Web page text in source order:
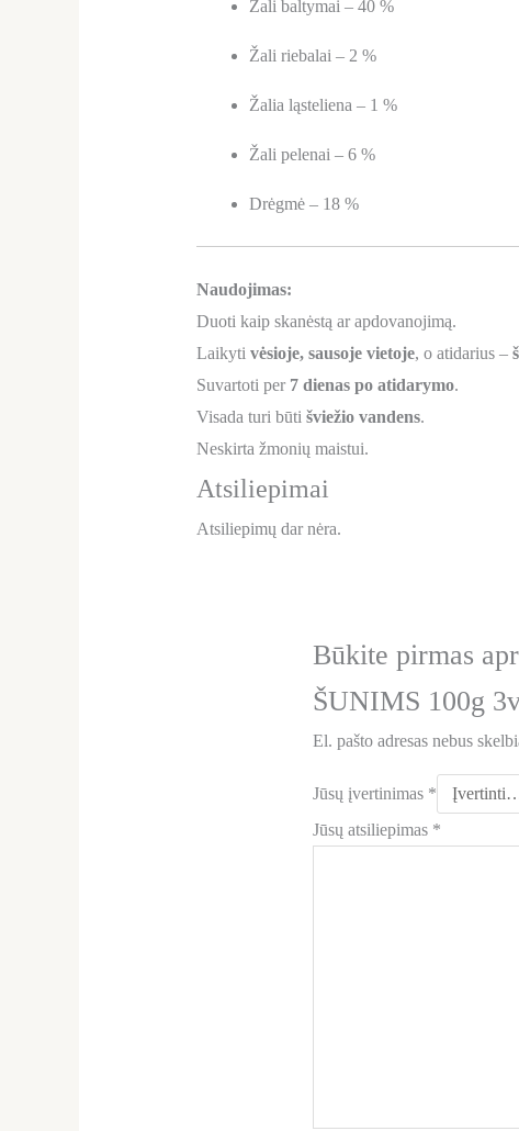
Žali baltymai – 40 %
Žali riebalai – 2 %
Žalia ląsteliena – 1 %
Žali pelenai – 6 %
Drėgmė – 18 %
Naudojimas:
Duoti kaip skanėstą ar apdovanojimą.
Laikyti vėsioje, sausoje vietoje, o atidarius –
Suvartoti per 7 dienas po atidarymo.
Visada turi būti šviežio vandens.
Neskirta žmonių maistui.
Atsiliepimai
Atsiliepimų dar nėra.
Būkite pirmas
ŠUNIMS 100g
El. pašto adresas nebus
Jūsų įvertinimas *
Jūsų atsiliepimas *